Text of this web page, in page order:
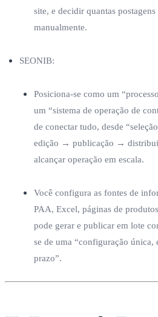
site, e decidir quantas
manualmente.
SEONIB:
Posiciona-se como um
um “sistema de operação de
de conectar tudo, desde
edição → publicação →
alcançar operação em escala.
Você configura as fontes de
PAA, Excel, páginas de
pode gerar e publicar em lote
se de uma “configuração única,
prazo”.